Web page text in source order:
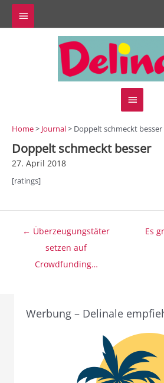
Zum
Inhalt
springen
Above
Home> Journal> Doppelt schmeckt besser
Doppelt schmeckt besser
27. April 2018
[ratings]
Beitragsnavigation
← Überzeugungstäter
setzen auf
Crowdfunding…
Es
Werbung – Delinale